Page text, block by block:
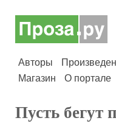
Авторы
Магазин
О портале
Пусть бегут